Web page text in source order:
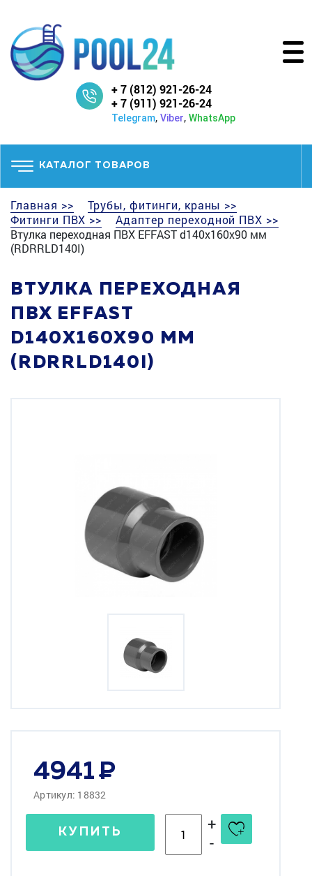
+ 7 (812) 921-26-24
+ 7 (911) 921-26-24
Telegram, Viber, WhatsApp
КАТАЛОГ ТОВАРОВ
Главная >>
Трубы, фитинги, краны >>
Фитинги ПВХ >>
Адаптер переходной ПВХ >>
Втулка переходная ПВХ EFFAST d140x160x90 мм
(RDRRLD140I)
ВТУЛКА ПЕРЕХОДНАЯ
ПВХ EFFAST
D140X160X90 ММ
(RDRRLD140I)
4941
Артикул: 18832
КУПИТЬ
+
-